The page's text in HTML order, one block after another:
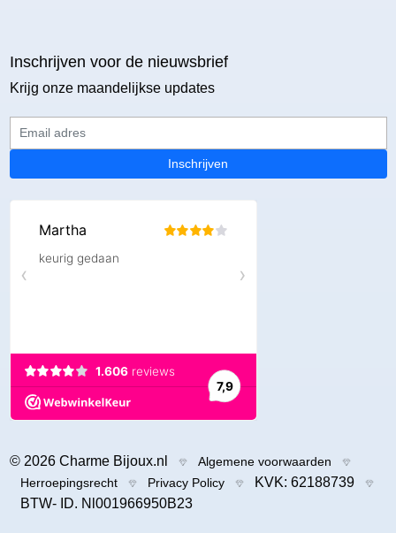
Inschrijven voor de nieuwsbrief
Krijg onze maandelijkse updates
Inschrijven
© 2026 Charme Bijoux.nl
Algemene voorwaarden
Herroepingsrecht
Privacy Policy
KVK: 62188739
BTW- ID. Nl001966950B23